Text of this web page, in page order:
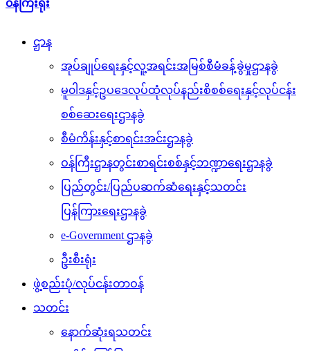
၀န်ကြီးရုံး
ဌာန
အုပ်ချုပ်ရေးနှင့်လူ့အရင်းအမြစ်စီမံခန့်ခွဲမှုဌာနခွဲ
မူ၀ါဒနှင့်ဥပဒေလုပ်ထုံလုပ်နည်းစိစစ်ရေးနှင့်လုပ်ငန်း
စစ်ဆေးရေးဌာနခွဲ
စီမံကိန်းနှင့်စာရင်းအင်းဌာနခွဲ
ဝန်ကြီးဌာနတွင်းစာရင်းစစ်နှင့်ဘဏ္ဍာရေးဌာနခွဲ
ပြည်တွင်း/ပြည်ပဆက်ဆံရေးနှင့်သတင်း
ပြန်ကြားရေးဌာနခွဲ
e-Government ဌာနခွဲ
ဦးစီးရုံး
ဖွဲ့စည်းပုံ/လုပ်ငန်းတာဝန်
သတင်း
နောက်ဆုံးရသတင်း